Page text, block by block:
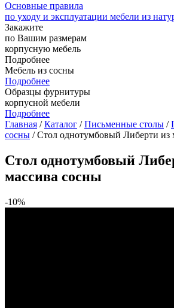
Основные правила
по уходу и эксплуатации мебели из
Закажите
по Вашим размерам
корпусную мебель
Подробнее
Мебель из сосны
Подробнее
Образцы фурнитуры
корпусной мебели
Подробнее
Главная /Каталог /Письменные столы /
сосны / Стол однотумбовый Либерти из
Стол однотумбовый
массива сосны
-10%